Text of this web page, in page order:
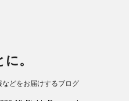
。
どをお届けするブログ